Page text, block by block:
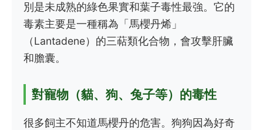
別是未成熟的綠色果實和葉子毒性最強。它的
毒素主要是一種稱為「馬櫻丹烯」
（Lantadene）的三萜類化合物，會攻擊肝臟
和膽囊。
對寵物（貓、狗、兔子等）的毒性
很多飼主不知道馬櫻丹的危害。狗狗因為好奇